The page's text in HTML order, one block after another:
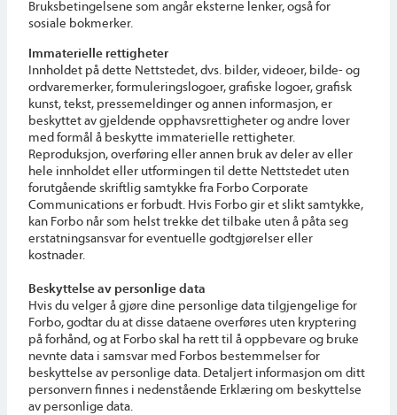
Bruksbetingelsene som angår eksterne lenker, også for
sosiale bokmerker.
Immaterielle rettigheter
Innholdet på dette Nettstedet, dvs. bilder, videoer, bilde- og
ordvaremerker, formuleringslogoer, grafiske logoer, grafisk
kunst, tekst, pressemeldinger og annen informasjon, er
beskyttet av gjeldende opphavsrettigheter og andre lover
med formål å beskytte immaterielle rettigheter.
Reproduksjon, overføring eller annen bruk av deler av eller
hele innholdet eller utformingen til dette Nettstedet uten
forutgående skriftlig samtykke fra Forbo Corporate
Communications er forbudt. Hvis Forbo gir et slikt samtykke,
kan Forbo når som helst trekke det tilbake uten å påta seg
erstatningsansvar for eventuelle godtgjørelser eller
kostnader.
Beskyttelse av personlige data
Hvis du velger å gjøre dine personlige data tilgjengelige for
Forbo, godtar du at disse dataene overføres uten kryptering
på forhånd, og at Forbo skal ha rett til å oppbevare og bruke
nevnte data i samsvar med Forbos bestemmelser for
beskyttelse av personlige data. Detaljert informasjon om ditt
personvern finnes i nedenstående Erklæring om beskyttelse
av personlige data.